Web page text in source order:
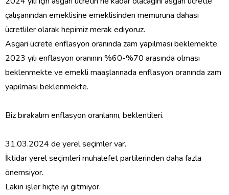
çalışanından emeklisine emeklisinden memuruna dahası
ücretliler olarak hepimiz merak ediyoruz.
Asgari ücrete enflasyon oranında zam yapılması beklemekte.
2023 yılı enflasyon oranının %60-%70 arasında olması
beklenmekte ve emekli maaşlarınada enflasyon oranında zam
yapılması beklenmekte.
Biz bırakalım enflasyon oranlarını, beklentileri.
31.03.2024 de yerel seçimler var.
İktidar yerel seçimleri muhalefet partilerinden daha fazla
önemsiyor.
Lakin işler hiçte iyi gitmiyor.